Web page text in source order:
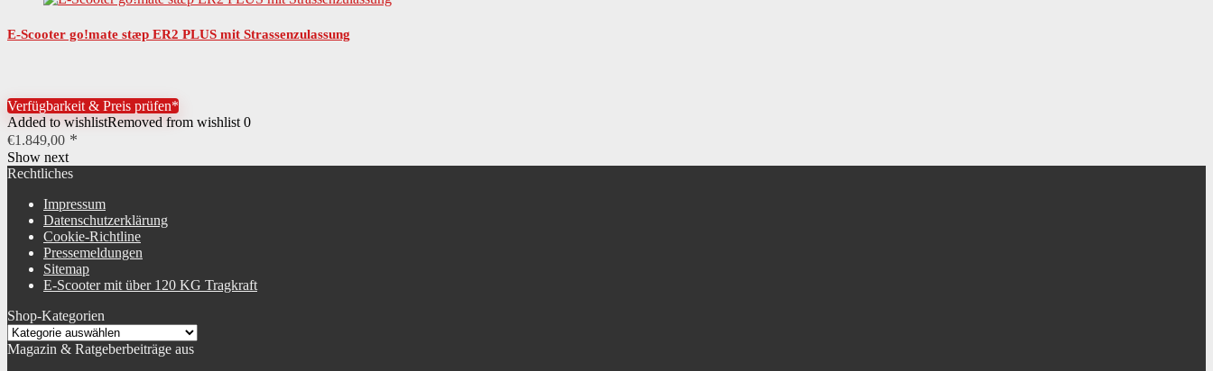
E-Scooter go!mate stæp ER2 PLUS mit Strassenzulassung
Verfügbarkeit & Preis prüfen*
Added to wishlistRemoved from wishlist 0
€1.849,00
Show next
Rechtliches
Impressum
Datenschutzerklärung
Cookie-Richtline
Pressemeldungen
Sitemap
E-Scooter mit über 120 KG Tragkraft
Shop-Kategorien
Magazin & Ratgeberbeiträge aus